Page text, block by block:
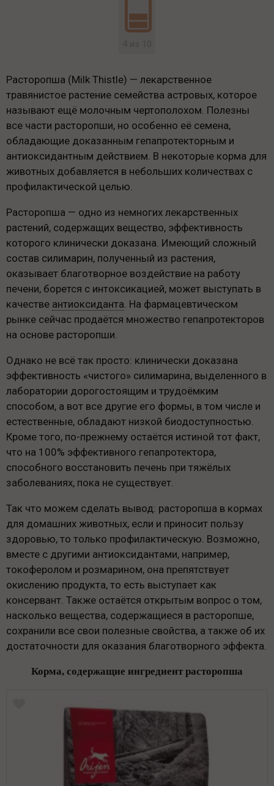
Расторопша (Milk Thistle) — лекарственное
травянистое растение семейства астровых, которое
называют ещё молочным чертополохом. Полезны
все части расторопши, но особенно её семена,
обладающие доказанным гепапротекторным и
антиоксидантным действием. В некоторые корма для
животных добавляется в небольших количествах с
профилактической целью.
Расторопша — одно из немногих лекарственных
растений, содержащих вещество, эффективность
которого клинически доказана. Имеющий сложный
состав силимарин, полученный из растения,
оказывает благотворное воздействие на работу
печени, борется с интоксикацией, может выступать в
качестве антиоксиданта . На фармацевтическом
рынке сейчас продаётся множество гепапротекторов
на основе расторопши.
Однако не всё так просто: клинически доказана
эффективность «чистого» силимарина, выделенного в
лаборатории дорогостоящим и трудоёмким
способом, а вот все другие его формы, в том числе и
естественные, обладают низкой биодоступностью.
Кроме того, по-прежнему остаётся истиной тот факт,
что на 100% эффективного гепапротектора,
способного восстановить печень при тяжёлых
заболеваниях, пока не существует.
Так что можем сделать вывод: расторопша в кормах
для домашних животных, если и приносит пользу
здоровью, то только профилактическую. Возможно,
вместе с другими антиоксидантами, например,
токоферолом и розмарином, она препятствует
окислению продукта, то есть выступает как
консервант. Также остаётся открытым вопрос о том,
насколько вещества, содержащиеся в расторопше,
сохранили все свои полезные свойства, а также об их
достаточности для оказания благотворного эффекта.
Корма, содержащие ингредиент расторопша